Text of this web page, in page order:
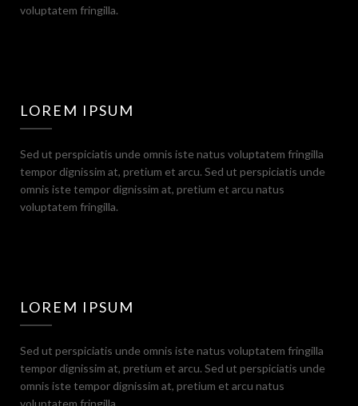
voluptatem fringilla.
LOREM IPSUM
Sed ut perspiciatis unde omnis iste natus voluptatem fringilla
tempor dignissim at, pretium et arcu. Sed ut perspiciatis unde
omnis iste tempor dignissim at, pretium et arcu natus
voluptatem fringilla.
LOREM IPSUM
Sed ut perspiciatis unde omnis iste natus voluptatem fringilla
tempor dignissim at, pretium et arcu. Sed ut perspiciatis unde
omnis iste tempor dignissim at, pretium et arcu natus
voluptatem fringilla.